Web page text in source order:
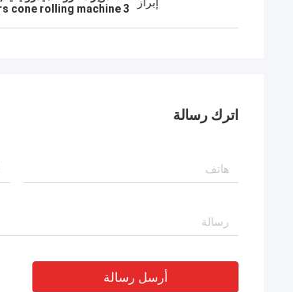
3 Rollers cone rolling machine
اترك رسالة
أرسل رسالة